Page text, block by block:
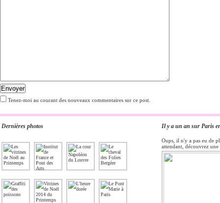
Envoyer
Tenez-moi au courant des nouveaux commentaires sur ce post.
Dernières photos Il y a un an sur Paris
Oups, il n'y a pas eu de
attendant, découvrez